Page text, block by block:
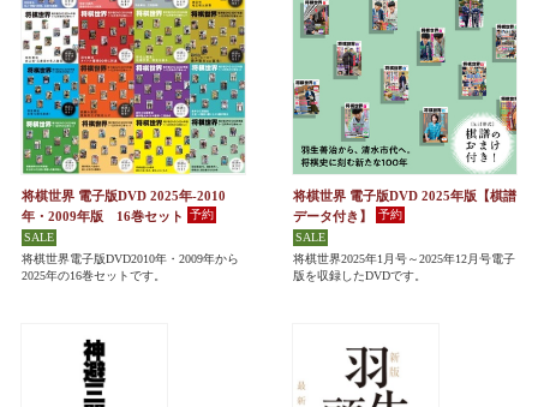
将棋世界 電子版DVD 2025年-2010
年・2009年版 16巻セット
将棋世界電子版DVD2010年・2009年から
2025年の16巻セットです。
将棋世界 電子版DVD 2025年版【棋譜
データ付き】
将棋世界2025年1月号～2025年12月号電子
版を収録したDVDです。